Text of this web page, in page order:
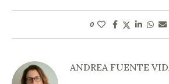
0
ANDREA FUENTE